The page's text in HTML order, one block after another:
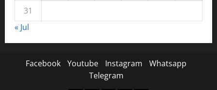
31
« Jul
Facebook Youtube Instagram
Whatsapp
Telegram